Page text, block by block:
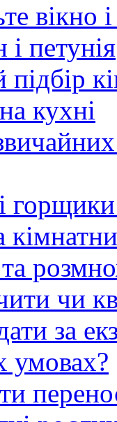
вікно
і петунія
підбір
кухні
горщики
чи
за
умовах?